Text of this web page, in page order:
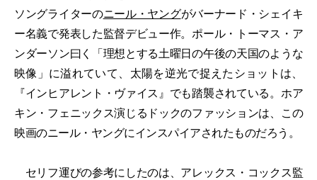
ソングライターのニール・ヤングがバーナード・シェイキ
ー名義で発表した監督デビュー作。ポール・トーマス・ア
ンダーソン曰く「理想とする土曜日の午後の天国のような
映像」に溢れていて、太陽を逆光で捉えたショットは、
『インヒアレント・ヴァイス』でも踏襲されている。ホア
キン・フェニックス演じるドックのファッションは、この
映画のニール・ヤングにインスパイアされたものだろう。
セリフ運びの参考にしたのは、アレックス・コックス監